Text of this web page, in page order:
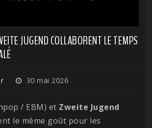
JUGEND COLLABORENT LE TEMPS
30 mai 2026
/ EBM) et Zweite Jugend
le même goût pour les